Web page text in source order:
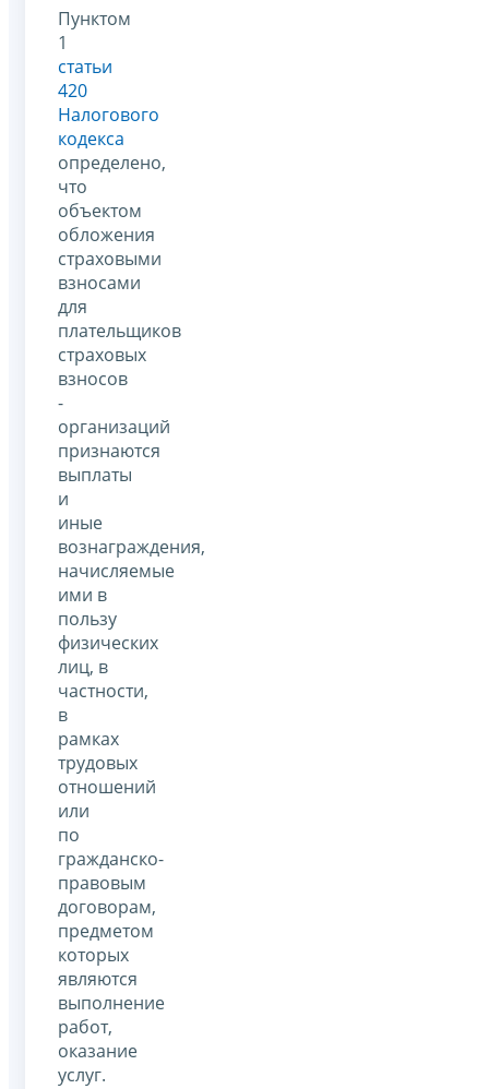
Пунктом
1
статьи
420
Налогового
кодекса
определено,
что
объектом
обложения
страховыми
взносами
для
плательщиков
страховых
взносов
-
организаций
признаются
выплаты
и
иные
вознаграждения,
начисляемые
ими в
пользу
физических
лиц, в
частности,
в
рамках
трудовых
отношений
или
по
гражданско-
правовым
договорам,
предметом
которых
являются
выполнение
работ,
оказание
услуг.